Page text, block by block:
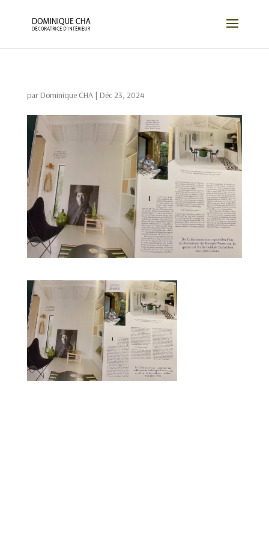
par Dominique CHA| Déc 23, 2024